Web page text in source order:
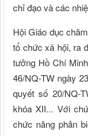
chỉ đạo và các
Hội Giáo dục
tổ chức xã hội, ra
tưởng Hồ Chí
46/NQ-TW ngày
quyết số 20/NQ-
khóa XII... Với
chức năng phản